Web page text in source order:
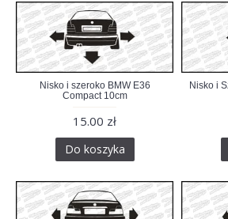
Nisko i szeroko BMW E36
Compact 10cm
15.00 zł
Do koszyka
Nisko i